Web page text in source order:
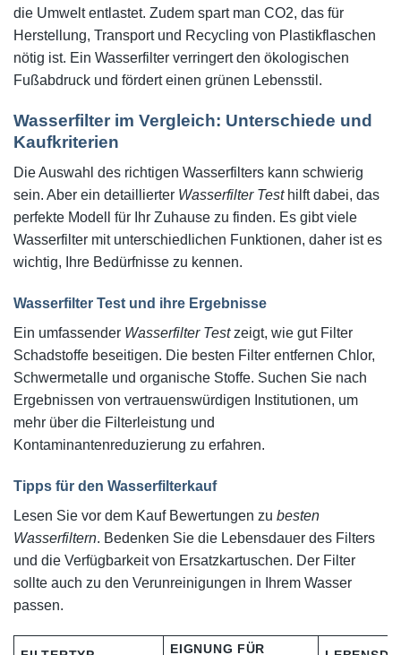
die Umwelt entlastet. Zudem spart man CO2, das für
Herstellung, Transport und Recycling von Plastikflaschen
nötig ist. Ein Wasserfilter verringert den ökologischen
Fußabdruck und fördert einen grünen Lebensstil.
Wasserfilter im Vergleich: Unterschiede und
Kaufkriterien
Die Auswahl des richtigen Wasserfilters kann schwierig
sein. Aber ein detaillierter Wasserfilter Testhilft dabei, das
perfekte Modell für Ihr Zuhause zu finden. Es gibt viele
Wasserfilter mit unterschiedlichen Funktionen, daher ist es
wichtig, Ihre Bedürfnisse zu kennen.
Wasserfilter Test und ihre Ergebnisse
Ein umfassender Wasserfilter Testzeigt, wie gut Filter
Schadstoffe beseitigen. Die besten Filter entfernen Chlor,
Schwermetalle und organische Stoffe. Suchen Sie nach
Ergebnissen von vertrauenswürdigen Institutionen, um
mehr über die Filterleistung und
Kontaminantenreduzierung zu erfahren.
Tipps für den Wasserfilterkauf
Lesen Sie vor dem Kauf Bewertungen zu besten
Wasserfiltern. Bedenken Sie die Lebensdauer des Filters
und die Verfügbarkeit von Ersatzkartuschen. Der Filter
sollte auch zu den Verunreinigungen in Ihrem Wasser
passen.
EIGNUNG FÜR